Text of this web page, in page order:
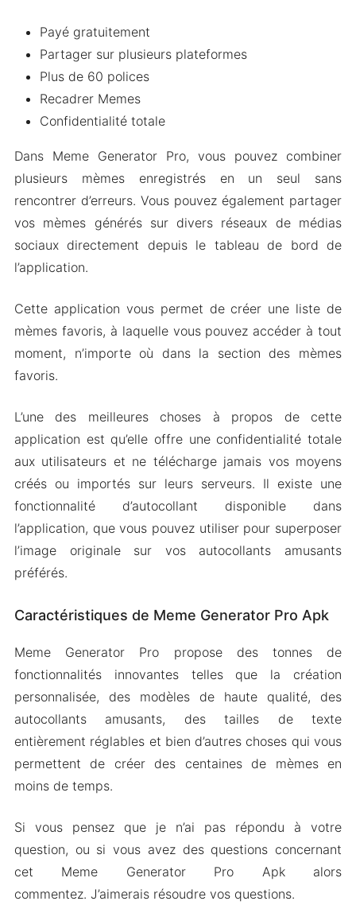
Payé gratuitement
Partager sur plusieurs plateformes
Plus de 60 polices
Recadrer Memes
Confidentialité totale
Dans Meme Generator Pro, vous pouvez combiner
plusieurs mèmes enregistrés en un seul sans
rencontrer d’erreurs. Vous pouvez également partager
vos mèmes générés sur divers réseaux de médias
sociaux directement depuis le tableau de bord de
l’application.
Cette application vous permet de créer une liste de
mèmes favoris, à laquelle vous pouvez accéder à tout
moment, n’importe où dans la section des mèmes
favoris.
L’une des meilleures choses à propos de cette
application est qu’elle offre une confidentialité totale
aux utilisateurs et ne télécharge jamais vos moyens
créés ou importés sur leurs serveurs. Il existe une
fonctionnalité d’autocollant disponible dans
l’application, que vous pouvez utiliser pour superposer
l’image originale sur vos autocollants amusants
préférés.
Caractéristiques de Meme Generator Pro Apk
Meme Generator Pro propose des tonnes de
fonctionnalités innovantes telles que la création
personnalisée, des modèles de haute qualité, des
autocollants amusants, des tailles de texte
entièrement réglables et bien d’autres choses qui vous
permettent de créer des centaines de mèmes en
moins de temps.
Si vous pensez que je n’ai pas répondu à votre
question, ou si vous avez des questions concernant
cet Meme Generator Pro Apk alors
commentez. J’aimerais résoudre vos questions.